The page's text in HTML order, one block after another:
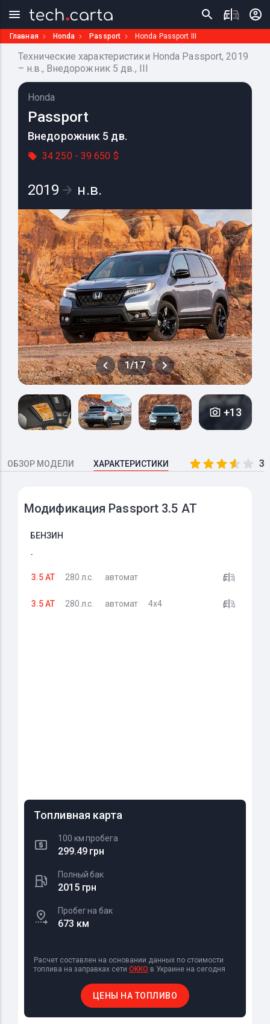
Главная Honda Passport Honda Passport III
Технические характеристики Honda Passport, 2019
– н.в., Внедорожник 5 дв., III
Honda
Passport
Внедорожник 5 дв.
34 250 - 39 650 $
2019 н.в.
1/17
+13
ОБЗОР МОДЕЛИ ХАРАКТЕРИСТИКИ
Модификация Passport 3.5 AT
БЕНЗИН
-
3.5 AT 280 л.с. автомат
3.5 AT 280 л.с. автомат 4x4
Топливная карта
100 км пробега
299.49 грн
Полный бак
2015 грн
Пробег на бак
673 км
Расчет составлен на основании данных по стоимости
топлива на заправках сети OKKO в Украине на сегодня
ЦЕНЫ НА ТОПЛИВО